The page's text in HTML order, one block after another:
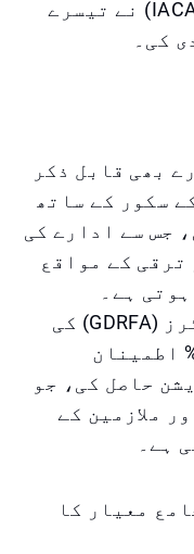
ایکٹیویٹیز ڈیپارٹمنٹ (IACAD) نے تیسرے
بھی قابل ذکر
دبئی نے 96.2% کے سکور کے ساتھ
جس سے ادارے کی
ترقی کے مواقع
ہے۔
ریذیڈنسی اور فارنرس افیئرز (GDRFA) کی
ڈائریکٹوریٹ نے 95.3% اطمینان
حاصل کی، جو
ملازمین کے
ہے۔
معیار کا